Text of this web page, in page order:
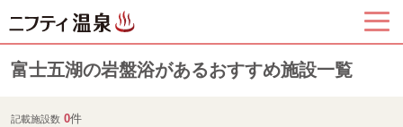
富士五湖の岩盤浴があるおすすめ施設一覧
記載施設数 0件